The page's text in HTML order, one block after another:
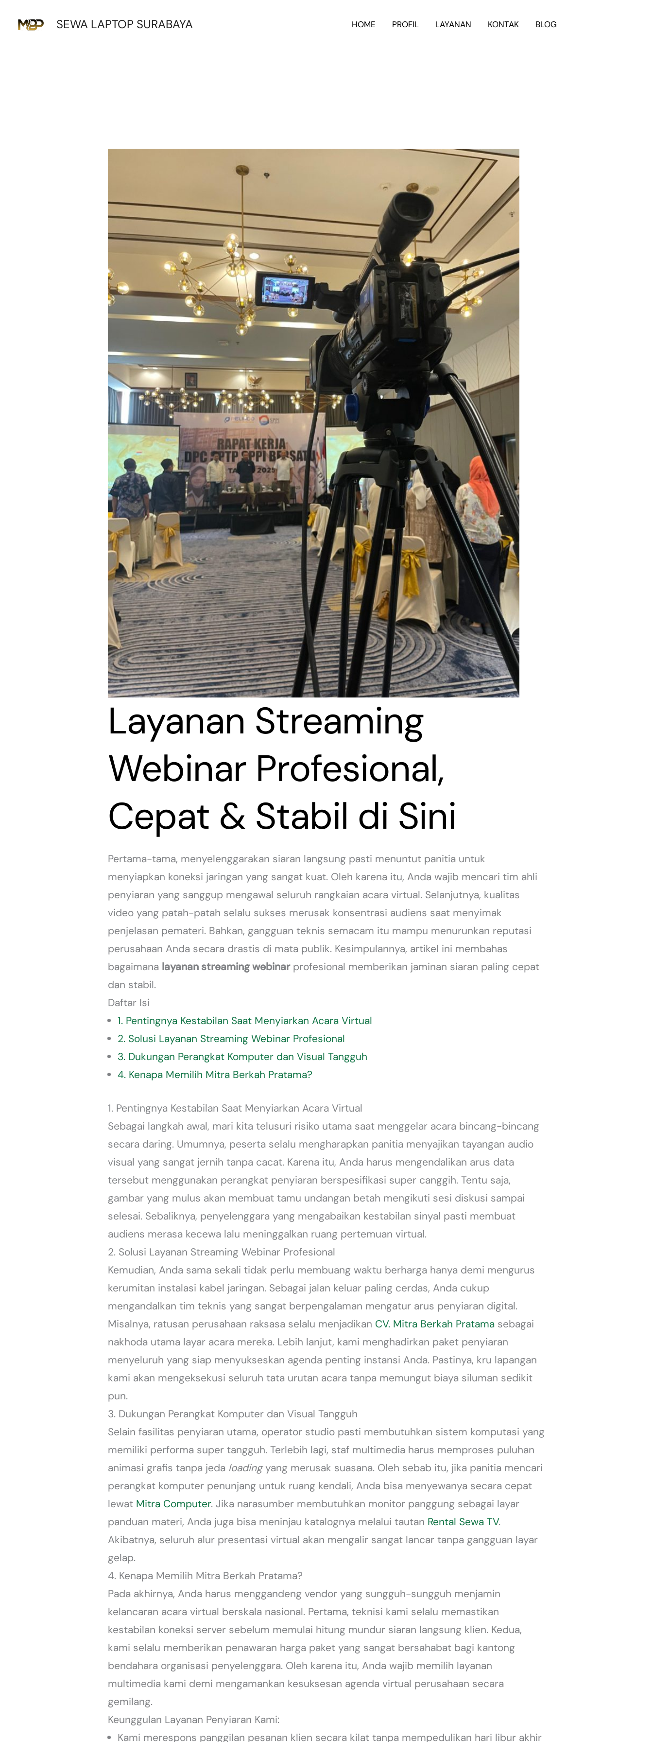
SEWA LAPTOP SURABAYA HOME PROFIL LAYANAN KONTAK BLOG
Layanan Streaming
Webinar Profesional,
Cepat & Stabil di Sini
Pertama-tama, menyelenggarakan siaran langsung pasti menuntut panitia untuk
menyiapkan koneksi jaringan yang sangat kuat. Oleh karena itu, Anda wajib mencari tim ahli
penyiaran yang sanggup mengawal seluruh rangkaian acara virtual. Selanjutnya, kualitas
video yang patah-patah selalu sukses merusak konsentrasi audiens saat menyimak
penjelasan pemateri. Bahkan, gangguan teknis semacam itu mampu menurunkan reputasi
perusahaan Anda secara drastis di mata publik. Kesimpulannya, artikel ini membahas
bagaimana layanan streaming webinarprofesional memberikan jaminan siaran paling cepat
dan stabil.
Daftar Isi
1. Pentingnya Kestabilan Saat Menyiarkan Acara Virtual
2. Solusi Layanan Streaming Webinar Profesional
3. Dukungan Perangkat Komputer dan Visual Tangguh
4. Kenapa Memilih Mitra Berkah Pratama?
1. Pentingnya Kestabilan Saat Menyiarkan Acara Virtual
Sebagai langkah awal, mari kita telusuri risiko utama saat menggelar acara bincang-bincang
secara daring. Umumnya, peserta selalu mengharapkan panitia menyajikan tayangan audio
visual yang sangat jernih tanpa cacat. Karena itu, Anda harus mengendalikan arus data
tersebut menggunakan perangkat penyiaran berspesifikasi super canggih. Tentu saja,
gambar yang mulus akan membuat tamu undangan betah mengikuti sesi diskusi sampai
selesai. Sebaliknya, penyelenggara yang mengabaikan kestabilan sinyal pasti membuat
audiens merasa kecewa lalu meninggalkan ruang pertemuan virtual.
2. Solusi Layanan Streaming Webinar Profesional
Kemudian, Anda sama sekali tidak perlu membuang waktu berharga hanya demi mengurus
kerumitan instalasi kabel jaringan. Sebagai jalan keluar paling cerdas, Anda cukup
mengandalkan tim teknis yang sangat berpengalaman mengatur arus penyiaran digital.
Misalnya, ratusan perusahaan raksasa selalu menjadikan CV. Mitra Berkah Pratama sebagai
nakhoda utama layar acara mereka. Lebih lanjut, kami menghadirkan paket penyiaran
menyeluruh yang siap menyukseskan agenda penting instansi Anda. Pastinya, kru lapangan
kami akan mengeksekusi seluruh tata urutan acara tanpa memungut biaya siluman sedikit
pun.
3. Dukungan Perangkat Komputer dan Visual Tangguh
Selain fasilitas penyiaran utama, operator studio pasti membutuhkan sistem komputasi yang
memiliki performa super tangguh. Terlebih lagi, staf multimedia harus memproses puluhan
animasi grafis tanpa jeda loadingyang merusak suasana. Oleh sebab itu, jika panitia mencari
perangkat komputer penunjang untuk ruang kendali, Anda bisa menyewanya secara cepat
lewat Mitra Computer. Jika narasumber membutuhkan monitor panggung sebagai layar
panduan materi, Anda juga bisa meninjau katalognya melalui tautan Rental Sewa TV.
Akibatnya, seluruh alur presentasi virtual akan mengalir sangat lancar tanpa gangguan layar
gelap.
4. Kenapa Memilih Mitra Berkah Pratama?
Pada akhirnya, Anda harus menggandeng vendor yang sungguh-sungguh menjamin
kelancaran acara virtual berskala nasional. Pertama, teknisi kami selalu memastikan
kestabilan koneksi server sebelum memulai hitung mundur siaran langsung klien. Kedua,
kami selalu memberikan penawaran harga paket yang sangat bersahabat bagi kantong
bendahara organisasi penyelenggara. Oleh karena itu, Anda wajib memilih layanan
multimedia kami demi mengamankan kesuksesan agenda virtual perusahaan secara
gemilang.
Keunggulan Layanan Penyiaran Kami:
Kami merespons panggilan pesanan klien secara kilat tanpa mempedulikan hari libur akhir